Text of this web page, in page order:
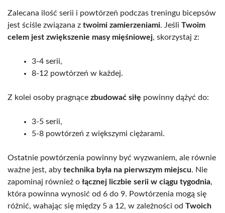
Zalecana ilość serii i powtórzeń podczas treningu bicepsów
jest ściśle związana z twoimi zamierzeniami. Jeśli Twoim
celem jest zwiększenie masy mięśniowej, skorzystaj z:
3-4 serii,
8-12 powtórzeń w każdej.
Z kolei osoby pragnące zbudować siłę powinny dążyć do:
3-5 serii,
5-8 powtórzeń z większymi ciężarami.
Ostatnie powtórzenia powinny być wyzwaniem, ale równie
ważne jest, aby technika była na pierwszym miejscu. Nie
zapominaj również o łącznej liczbie serii w ciągu tygodnia,
która powinna wynosić od 6 do 9. Powtórzenia mogą się
różnić, wahając się między 5 a 12, w zależności od Twoich